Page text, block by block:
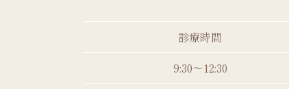
診療時間
9:30～12:30